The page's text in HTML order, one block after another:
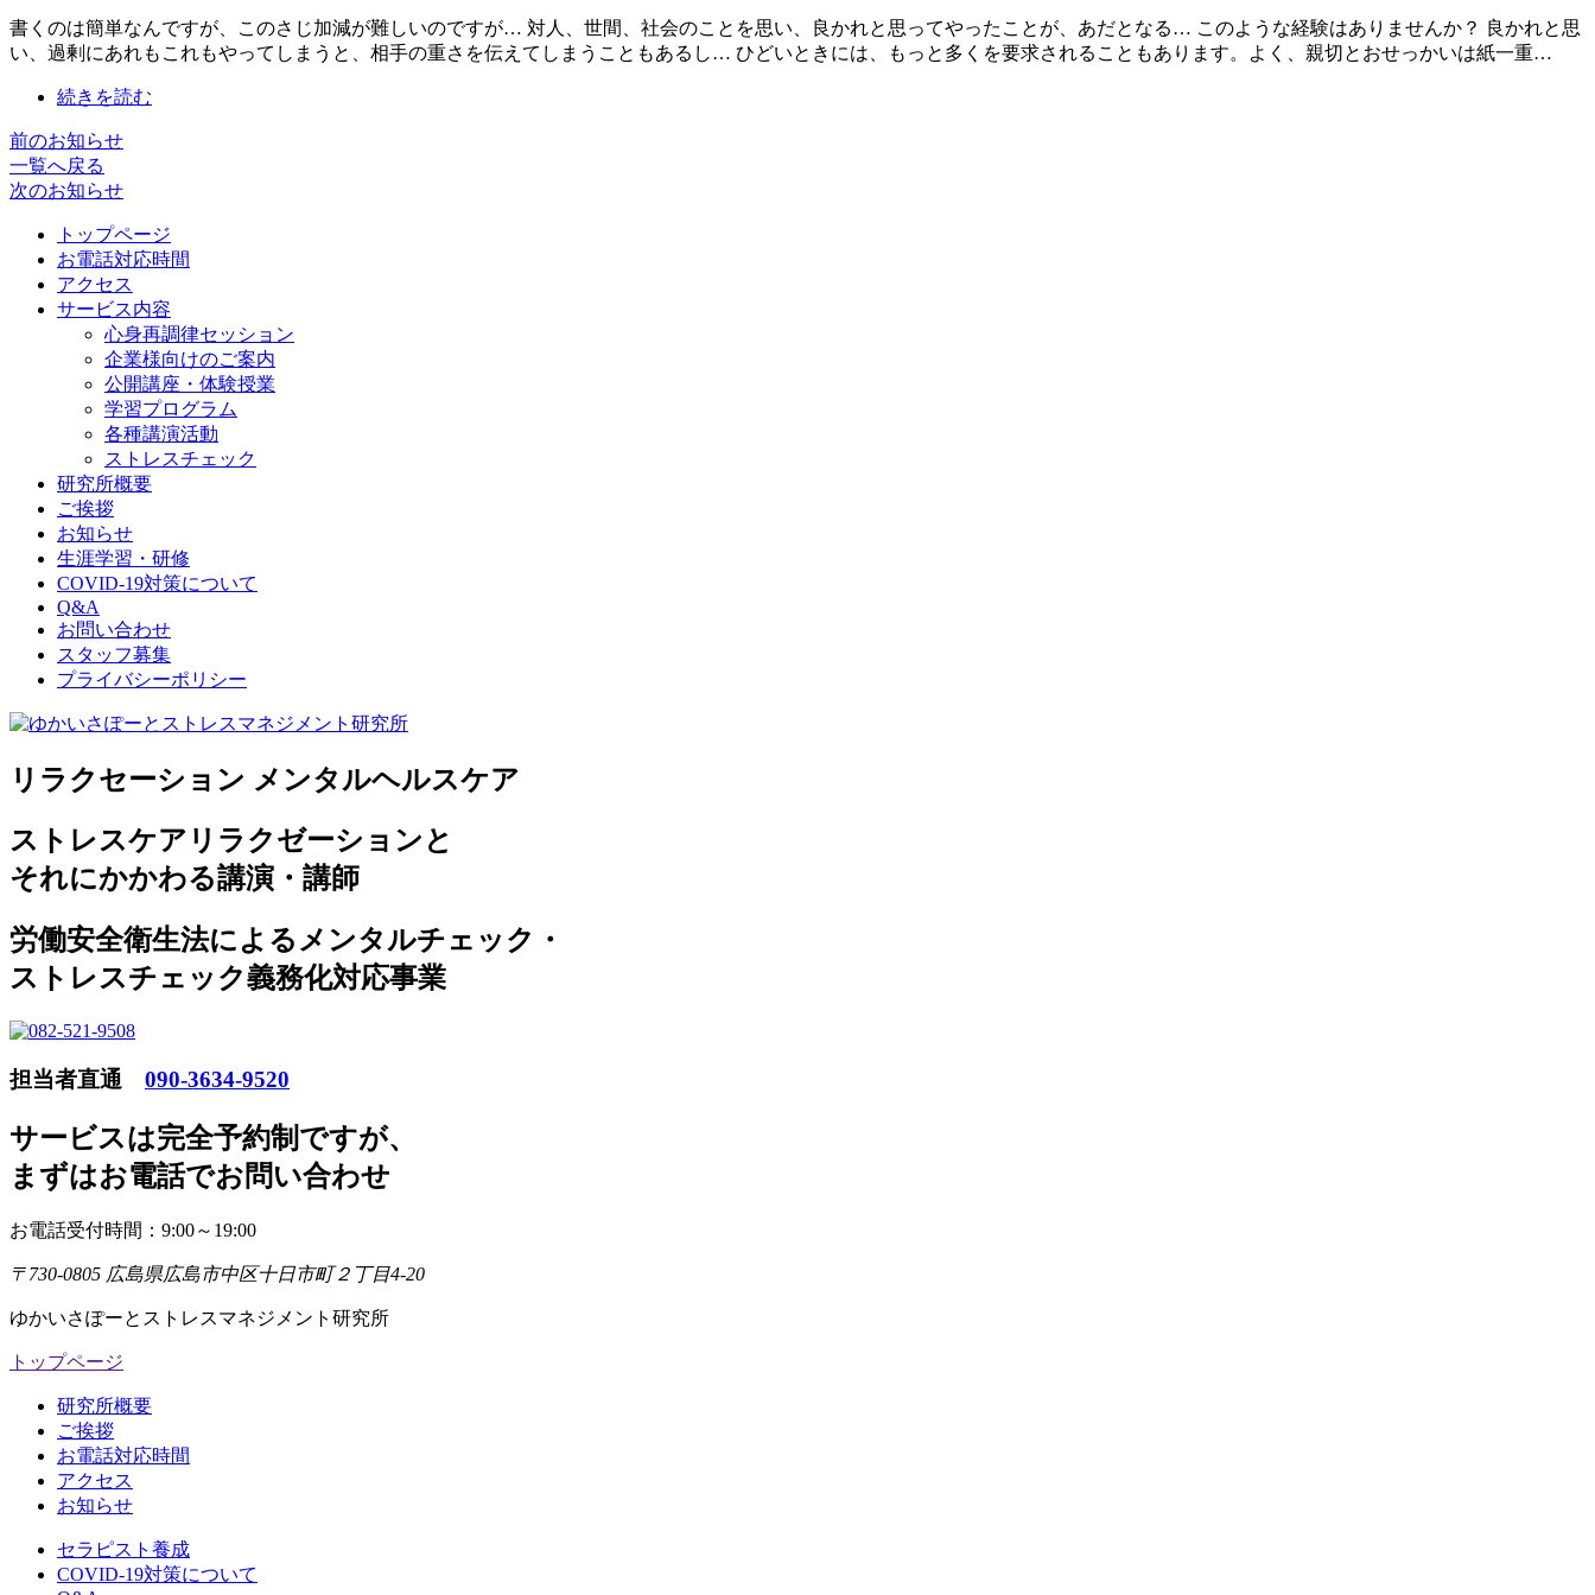
書くのは簡単なんですが、このさじ加減が難しいのですが… 対人、世間、社会のことを思い、良かれと思ってやったことが、あだとなる… このような経験はありませんか？ 良かれと思
い、過剰にあれもこれもやってしまうと、相手の重さを伝えてしまうこともあるし… ひどいときには、もっと多くを要求されることもあります。よく、親切とおせっかいは紙一重…
続きを読む
前のお知らせ
一覧へ戻る
次のお知らせ
トップページ
お電話対応時間
アクセス
サービス内容
心身再調律セッション
企業様向けのご案内
公開講座・体験授業
学習プログラム
各種講演活動
ストレスチェック
研究所概要
ご挨拶
お知らせ
生涯学習・研修
COVID-19対策について
Q&A
お問い合わせ
スタッフ募集
プライバシーポリシー
リラクセーション メンタルヘルスケア
ストレスケアリラクゼーションと
それにかかわる講演・講師
労働安全衛生法によるメンタルチェック・
ストレスチェック義務化対応事業
担当者直通 090-3634-9520
サービスは完全予約制ですが、
まずはお電話でお問い合わせ
お電話受付時間：9:00～19:00
〒730-0805 広島県広島市中区十日市町２丁目4-20
ゆかいさぽーとストレスマネジメント研究所
トップページ
研究所概要
ご挨拶
お電話対応時間
アクセス
お知らせ
セラピスト養成
COVID-19対策について